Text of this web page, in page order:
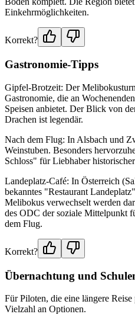
Einkehrmöglichkeiten.
Korrekt?
Gastronomie-Tipps
Gipfel-Brotzeit: Der
Gastronomie, die an
Speisen anbietet. Der Blick von
Drachen ist legendär.
Nach dem Flug: In Alsbach und
Weinstuben. Besonders
Schloss" für Liebhaber
Landeplatz-Café: In Österreich
bekanntes "Restaurant
Melibokus verwechselt werden
des ODC der soziale Mittelpunkt
dem Flug.
Korrekt?
Übernachtung und
Für Piloten, die eine längere
Vielzahl an Optionen.